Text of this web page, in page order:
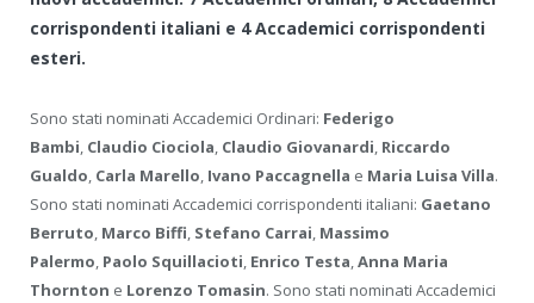
corrispondenti italiani e 4 Accademici corrispondenti
esteri.
Sono stati nominati Accademici Ordinari: Federigo
Bambi, Claudio Ciociola, Claudio Giovanardi, Riccardo
Gualdo, Carla Marello, Ivano Paccagnella e Maria Luisa Villa.
Sono stati nominati Accademici corrispondenti italiani: Gaetano
Berruto, Marco Biffi, Stefano Carrai, Massimo
Palermo, Paolo Squillacioti, Enrico Testa,Anna Maria
Thornton e Lorenzo Tomasin. Sono stati nominati Accademici